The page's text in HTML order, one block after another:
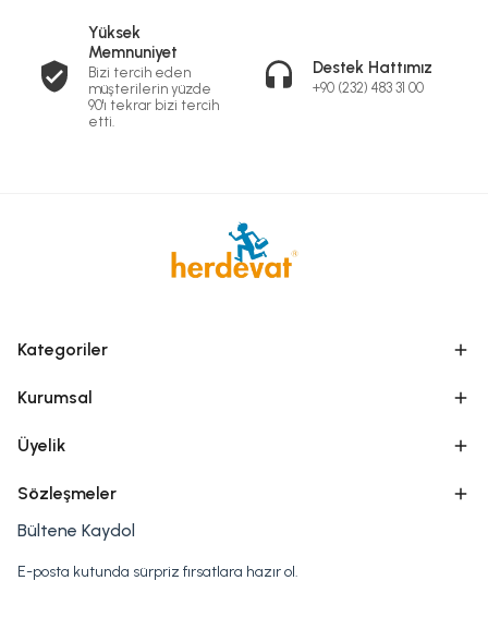
Yüksek
Memnuniyet
Bizi tercih eden
müşterilerin yüzde
90'ı tekrar bizi tercih
etti.
Destek Hattımız
+90 (232) 483 31 00
Kategoriler
Kurumsal
Üyelik
Sözleşmeler
Bültene Kaydol
E-posta kutunda sürpriz fırsatlara hazır ol.